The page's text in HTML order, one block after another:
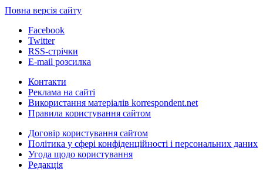
Повна версія сайту
Facebook
Twitter
RSS-стрічки
E-mail розсилка
Контакти
Реклама на сайті
Використання матеріалів korrespondent.net
Правила користування сайтом
Договір користування сайтом
Політика у сфері конфіденційності і персональних даних
Угода щодо користування
Редакція